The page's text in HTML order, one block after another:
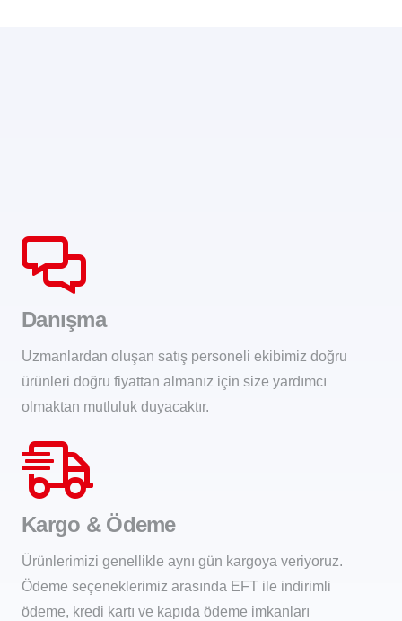
Danışma
Uzmanlardan oluşan satış personeli ekibimiz doğru
ürünleri doğru fiyattan almanız için size yardımcı
olmaktan mutluluk duyacaktır.
Kargo & Ödeme
Ürünlerimizi genellikle aynı gün kargoya veriyoruz.
Ödeme seçeneklerimiz arasında EFT ile indirimli
ödeme, kredi kartı ve kapıda ödeme imkanları